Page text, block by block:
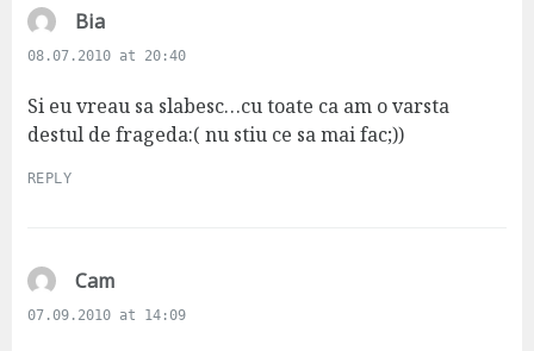
Bias
a
s
:
08.07.2010 at 20:40
Si eu vreau sa slabesc…cu toate ca am o varsta
destul de frageda:( nu stiu ce sa mai fac;))
REPLY
Cams
a
07.09.2010 at 14:09